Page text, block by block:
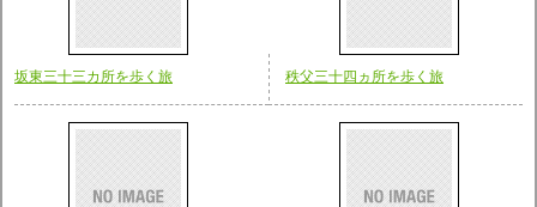
坂東三十三カ所を歩く旅 秩父三十四ヵ所を歩く旅